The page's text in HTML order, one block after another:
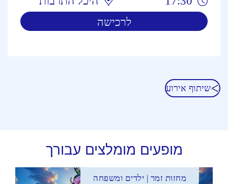
לרכישה
שיתוף אירוע
מופעים מומלצים עבורך
מחזות זמר | ילדים ומשפחה